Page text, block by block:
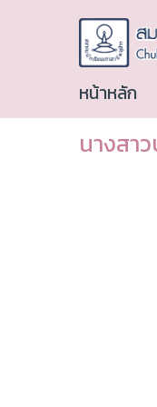
หน้าหลัก
นางสา